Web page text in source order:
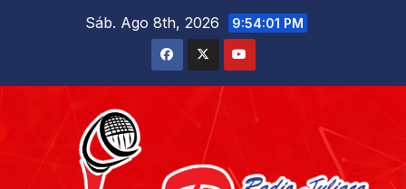
Sáb. Ago 8th, 2026 9:54:02 PM